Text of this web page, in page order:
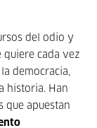
del odio y
quiere cada vez
democracia,
historia. Han
que apuestan